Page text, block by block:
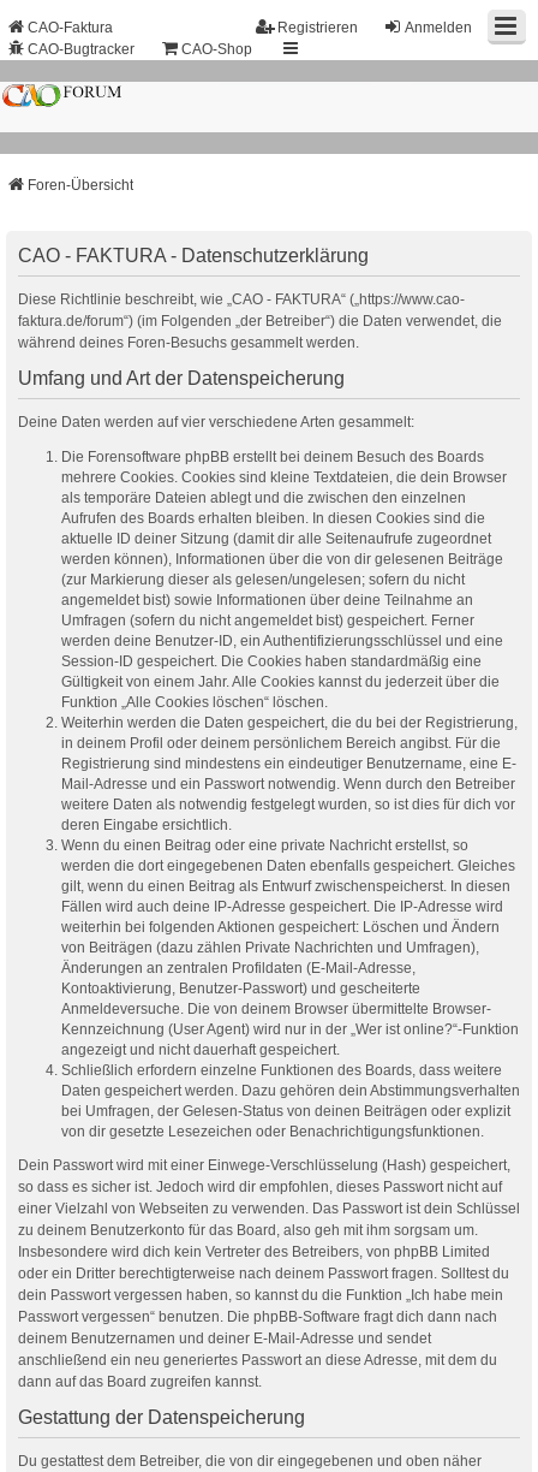
Anmelden
Registrieren
CAO-Faktura
CAO-Bugtracker
CAO-Shop
Foren-Übersicht
CAO - FAKTURA - Datenschutzerklärung
Diese Richtlinie beschreibt, wie „CAO - FAKTURA“ („https://www.cao-
faktura.de/forum“) (im Folgenden „der Betreiber“) die Daten verwendet, die
während deines Foren-Besuchs gesammelt werden.
Umfang und Art der Datenspeicherung
Deine Daten werden auf vier verschiedene Arten gesammelt:
Die Forensoftware phpBB erstellt bei deinem Besuch des Boards
mehrere Cookies. Cookies sind kleine Textdateien, die dein Browser
als temporäre Dateien ablegt und die zwischen den einzelnen
Aufrufen des Boards erhalten bleiben. In diesen Cookies sind die
aktuelle ID deiner Sitzung (damit dir alle Seitenaufrufe zugeordnet
werden können), Informationen über die von dir gelesenen Beiträge
(zur Markierung dieser als gelesen/ungelesen; sofern du nicht
angemeldet bist) sowie Informationen über deine Teilnahme an
Umfragen (sofern du nicht angemeldet bist) gespeichert. Ferner
werden deine Benutzer-ID, ein Authentifizierungsschlüssel und eine
Session-ID gespeichert. Die Cookies haben standardmäßig eine
Gültigkeit von einem Jahr. Alle Cookies kannst du jederzeit über die
Funktion „Alle Cookies löschen“ löschen.
Weiterhin werden die Daten gespeichert, die du bei der Registrierung,
in deinem Profil oder deinem persönlichem Bereich angibst. Für die
Registrierung sind mindestens ein eindeutiger Benutzername, eine E-
Mail-Adresse und ein Passwort notwendig. Wenn durch den Betreiber
weitere Daten als notwendig festgelegt wurden, so ist dies für dich vor
deren Eingabe ersichtlich.
Wenn du einen Beitrag oder eine private Nachricht erstellst, so
werden die dort eingegebenen Daten ebenfalls gespeichert. Gleiches
gilt, wenn du einen Beitrag als Entwurf zwischenspeicherst. In diesen
Fällen wird auch deine IP-Adresse gespeichert. Die IP-Adresse wird
weiterhin bei folgenden Aktionen gespeichert: Löschen und Ändern
von Beiträgen (dazu zählen Private Nachrichten und Umfragen),
Änderungen an zentralen Profildaten (E-Mail-Adresse,
Kontoaktivierung, Benutzer-Passwort) und gescheiterte
Anmeldeversuche. Die von deinem Browser übermittelte Browser-
Kennzeichnung (User Agent) wird nur in der „Wer ist online?“-Funktion
angezeigt und nicht dauerhaft gespeichert.
Schließlich erfordern einzelne Funktionen des Boards, dass weitere
Daten gespeichert werden. Dazu gehören dein Abstimmungsverhalten
bei Umfragen, der Gelesen-Status von deinen Beiträgen oder explizit
von dir gesetzte Lesezeichen oder Benachrichtigungsfunktionen.
Dein Passwort wird mit einer Einwege-Verschlüsselung (Hash) gespeichert,
so dass es sicher ist. Jedoch wird dir empfohlen, dieses Passwort nicht auf
einer Vielzahl von Webseiten zu verwenden. Das Passwort ist dein Schlüssel
zu deinem Benutzerkonto für das Board, also geh mit ihm sorgsam um.
Insbesondere wird dich kein Vertreter des Betreibers, von phpBB Limited
oder ein Dritter berechtigterweise nach deinem Passwort fragen. Solltest du
dein Passwort vergessen haben, so kannst du die Funktion „Ich habe mein
Passwort vergessen“ benutzen. Die phpBB-Software fragt dich dann nach
deinem Benutzernamen und deiner E-Mail-Adresse und sendet
anschließend ein neu generiertes Passwort an diese Adresse, mit dem du
dann auf das Board zugreifen kannst.
Gestattung der Datenspeicherung
Du gestattest dem Betreiber, die von dir eingegebenen und oben näher